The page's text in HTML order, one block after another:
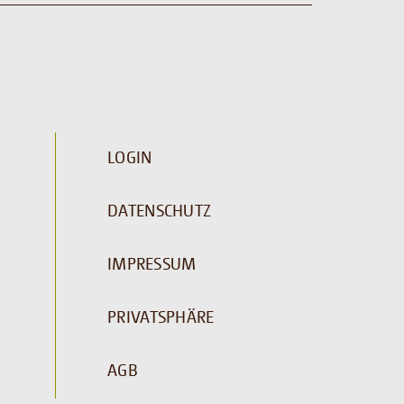
LOGIN
DATENSCHUTZ
IMPRESSUM
PRIVATSPHÄRE
AGB